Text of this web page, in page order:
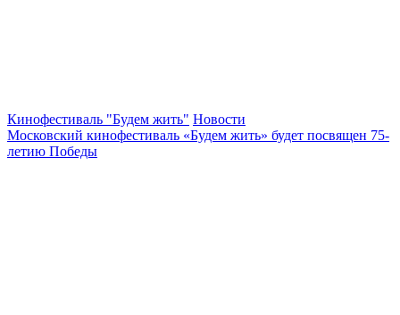
Кинофестиваль "Будем жить" Новости
Московский кинофестиваль «Будем жить» будет посвящен 75-
летию Победы